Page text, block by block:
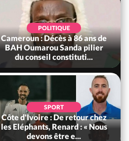
POLITIQUE
Cameroun : Décès à 86 ans de
BAH Oumarou Sanda pilier
du conseil constituti...
SPORT
Côte d'Ivoire : De retour chez
les Eléphants, Renard : « Nous
devons être e...